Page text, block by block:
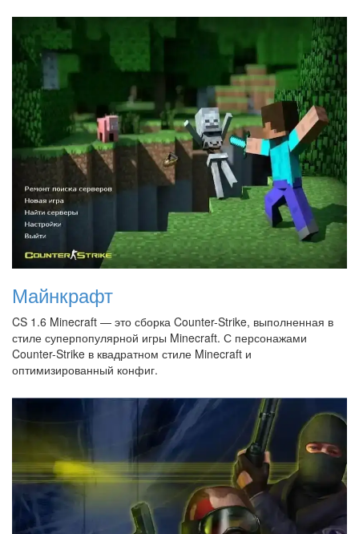
Майнкрафт
CS 1.6 Minecraft — это сборка Counter-Strike, выполненная в
стиле суперпопулярной игры Minecraft. С персонажами
Counter-Strike в квадратном стиле Minecraft и
оптимизированный конфиг.